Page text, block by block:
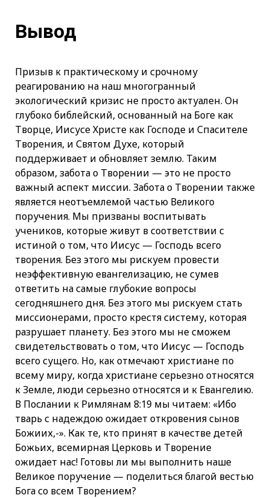
Вывод
Призыв к практическому и срочному
реагированию на наш многогранный
экологический кризис не просто актуален. Он
глубоко библейский, основанный на Боге как
Творце, Иисусе Христе как Господе и Спасителе
Творения, и Святом Духе, который
поддерживает и обновляет землю. Таким
образом, забота о Творении — это не просто
важный аспект миссии. Забота о Творении также
является неотъемлемой частью Великого
поручения. Мы призваны воспитывать
учеников, которые живут в соответствии с
истиной о том, что Иисус — Господь всего
творения. Без этого мы рискуем провести
неэффективную евангелизацию, не сумев
ответить на самые глубокие вопросы
сегодняшнего дня. Без этого мы рискуем стать
миссионерами, просто крестя систему, которая
разрушает планету. Без этого мы не сможем
свидетельствовать о том, что Иисус — Господь
всего сущего. Но, как отмечают христиане по
всему миру, когда христиане серьезно относятся
к Земле, люди серьезно относятся и к Евангелию.
В Послании к Римлянам 8:19 мы читаем: «Ибо
тварь с надеждою ожидает откровения сынов
Божиих,-». Как те, кто принят в качестве детей
Божьих, всемирная Церковь и Творение
ожидает нас! Готовы ли мы выполнить наше
Великое поручение — поделиться благой вестью
Бога со всем Творением?